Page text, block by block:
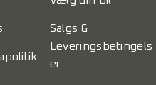
Salgs &
Leveringsbetingels
er